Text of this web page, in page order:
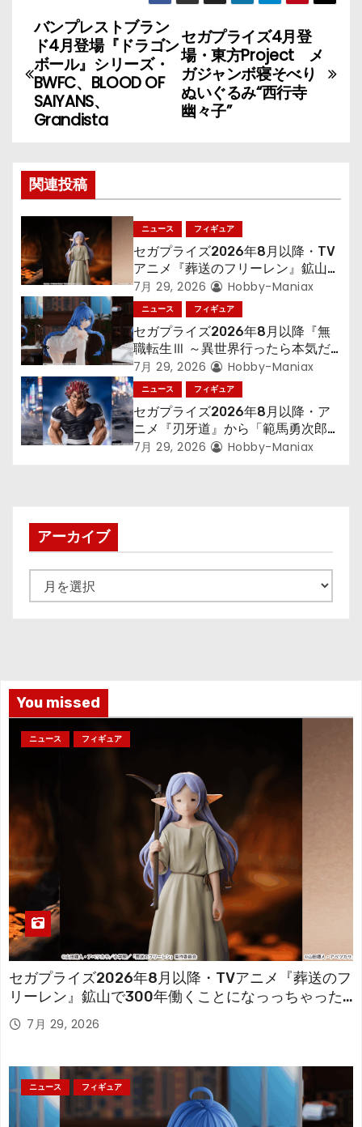
投
稿
ナ
ビ
ゲ
ー
シ
ョ
ン
セガプライズ4月登
場・東方Project メ
ガジャンボ寝そべり
ぬいぐるみ“西行寺
幽々子”
バンプレストブラン
ド4月登場『ドラゴン
ボール』シリーズ・
BWFC、BLOOD OF
SAIYANS、
Grandista
関連投稿
ニュース フィギュア
セガプライズ2026年8月以降・TV
アニメ『葬送のフリーレン』鉱山で
300年働くことになっっちゃった
「フリーレン」を立体化！
7月 29, 2026 Hobby-Maniax
ニュース フィギュア
セガプライズ2026年8月以降『無
職転生Ⅲ ～異世界行ったら本気だ
す～』から「ロキシー」のフィギュ
アが登場！
7月 29, 2026 Hobby-Maniax
ニュース フィギュア
セガプライズ2026年8月以降・ア
ニメ『刃牙道』から「範馬勇次郎」
が登場ッッ!!
7月 29, 2026 Hobby-Maniax
アーカイブ
ー
You missed
ニュース フィギュア
セガプライズ2026年8月以降・TVアニメ『葬送のフ
リーレン』鉱山で300年働くことになっっちゃった
「フリーレン」を立体化！
7月 29, 2026
ニュース フィギュア